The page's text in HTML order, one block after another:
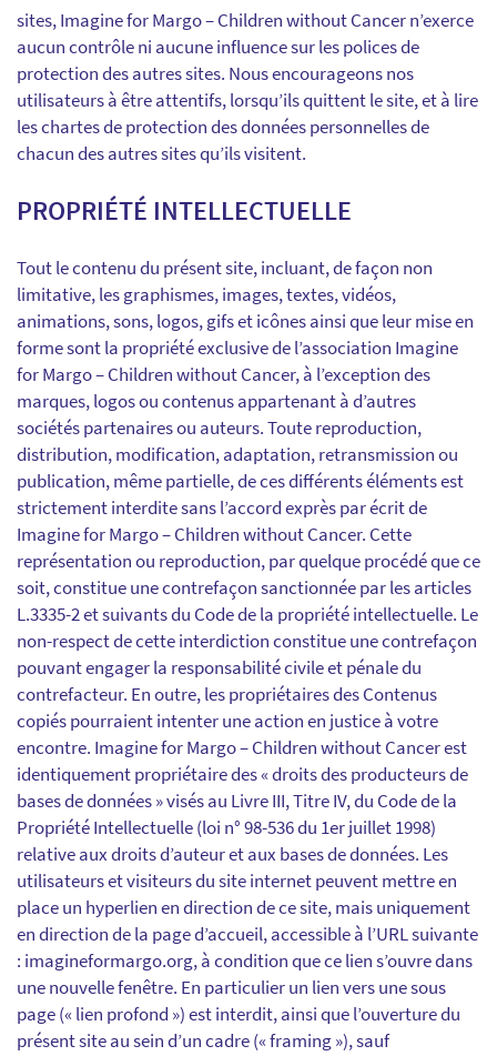
sites, Imagine for Margo – Children without Cancer n’exerce
aucun contrôle ni aucune influence sur les polices de
protection des autres sites. Nous encourageons nos
utilisateurs à être attentifs, lorsqu’ils quittent le site, et à lire
les chartes de protection des données personnelles de
chacun des autres sites qu’ils visitent.
PROPRIÉTÉ INTELLECTUELLE
Tout le contenu du présent site, incluant, de façon non
limitative, les graphismes, images, textes, vidéos,
animations, sons, logos, gifs et icônes ainsi que leur mise en
forme sont la propriété exclusive de l’association Imagine
for Margo – Children without Cancer, à l’exception des
marques, logos ou contenus appartenant à d’autres
sociétés partenaires ou auteurs. Toute reproduction,
distribution, modification, adaptation, retransmission ou
publication, même partielle, de ces différents éléments est
strictement interdite sans l’accord exprès par écrit de
Imagine for Margo – Children without Cancer. Cette
représentation ou reproduction, par quelque procédé que ce
soit, constitue une contrefaçon sanctionnée par les articles
L.3335-2 et suivants du Code de la propriété intellectuelle. Le
non-respect de cette interdiction constitue une contrefaçon
pouvant engager la responsabilité civile et pénale du
contrefacteur. En outre, les propriétaires des Contenus
copiés pourraient intenter une action en justice à votre
encontre. Imagine for Margo – Children without Cancer est
identiquement propriétaire des « droits des producteurs de
bases de données » visés au Livre III, Titre IV, du Code de la
Propriété Intellectuelle (loi n° 98-536 du 1er juillet 1998)
relative aux droits d’auteur et aux bases de données. Les
utilisateurs et visiteurs du site internet peuvent mettre en
place un hyperlien en direction de ce site, mais uniquement
en direction de la page d’accueil, accessible à l’URL suivante
: imagineformargo.org, à condition que ce lien s’ouvre dans
une nouvelle fenêtre. En particulier un lien vers une sous
page (« lien profond ») est interdit, ainsi que l’ouverture du
présent site au sein d’un cadre (« framing »), sauf